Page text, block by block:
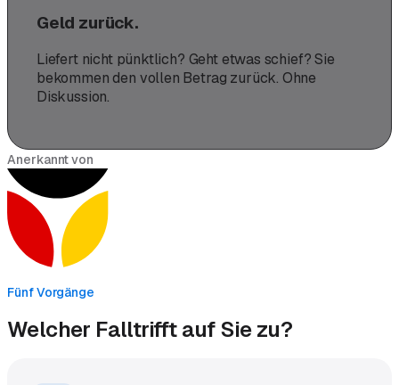
Geld zurück.
Liefert nicht pünktlich? Geht etwas schief? Sie
bekommen den vollen Betrag zurück. Ohne
Diskussion.
Anerkannt von
Fünf Vorgänge
Welcher Falltrifft auf Sie zu?